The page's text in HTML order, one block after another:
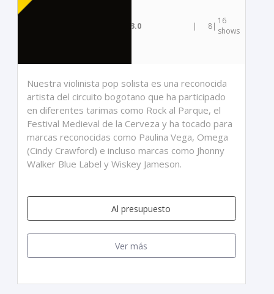
3.0 | 8| 16
shows
Nuestra violinista pop solista es una reconocida
artista del circuito bogotano que ha participado
en diferentes tarimas como Rock al Parque, el
Festival Medieval de la Cerveza y ha tocado para
marcas reconocidas como Paulina Vega, Omega
(Cindy Crawford) e incluso marcas como Jhonny
Walker Blue Label y Wiskey Jameson.
Al presupuesto
Ver más